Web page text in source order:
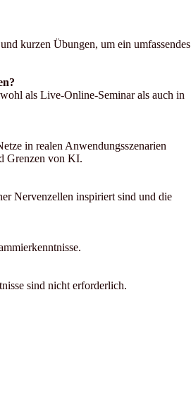
kurzen Übungen, um ein umfassendes
als Live-Online-Seminar als auch in
in realen Anwendungsszenarien
Grenzen von KI.
Nervenzellen inspiriert sind und die
sind nicht erforderlich.